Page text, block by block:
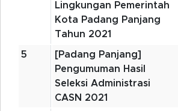
Lingkungan Pemerintah
Kota Padang Panjang
Tahun 2021
5
[Padang Panjang]
Pengumuman Hasil
Seleksi Administrasi
CASN 2021